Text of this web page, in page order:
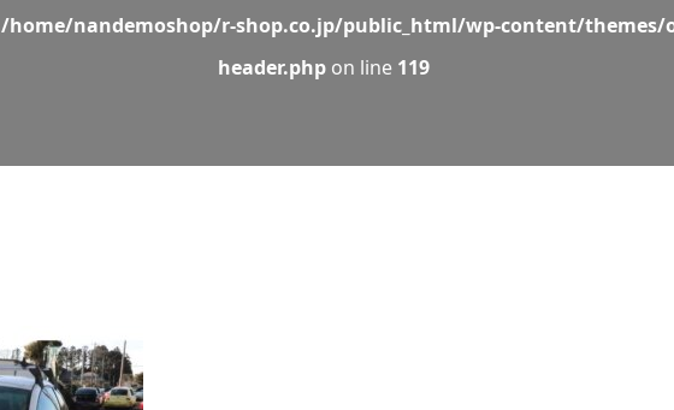
/home/nandemoshop/r-shop.co.jp/public_html/wp-content/themes/
header.php on line 119